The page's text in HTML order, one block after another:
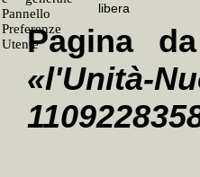
Pagina
«l'Unità-